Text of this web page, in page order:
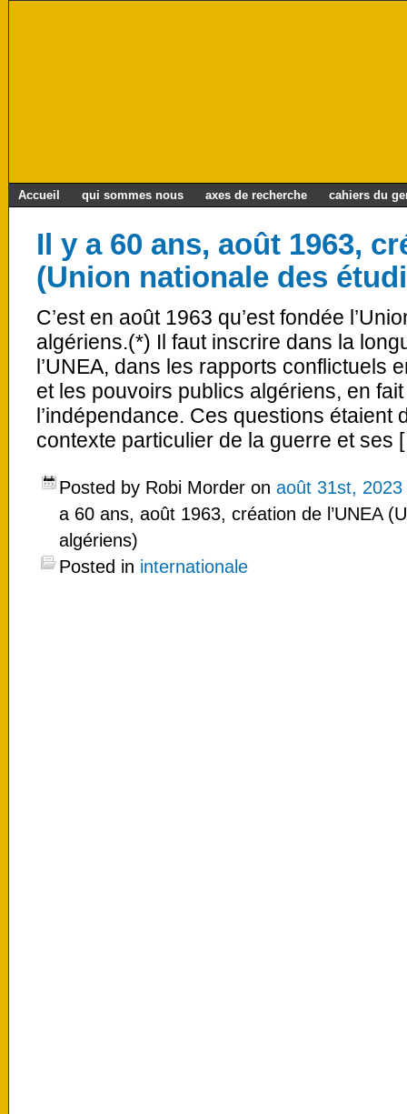
Accueil qui sommes nous axes de recherche cahiers du
Il y a 60 ans, août 1963,
(Union nationale des
C’est en août 1963 qu’est fondée
algériens.(*) Il faut inscrire dans la
l’UNEA, dans les rapports conflictuels
et les pouvoirs publics algériens, en
l’indépendance. Ces questions étaient
contexte particulier de la guerre et ses
Posted by Robi Morder on août 31st, 2023
a 60 ans, août 1963, création de l’UNEA
algériens)
Posted in internationale